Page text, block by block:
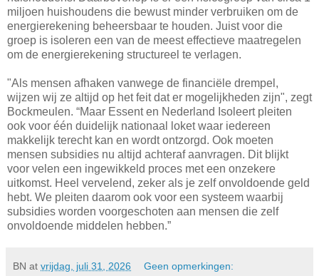
miljoen huishoudens die bewust minder verbruiken om de
energierekening beheersbaar te houden. Juist voor die
groep is isoleren een van de meest effectieve maatregelen
om de energierekening structureel te verlagen.
"Als mensen afhaken vanwege de financiële drempel,
wijzen wij ze altijd op het feit dat er mogelijkheden zijn", zegt
Bockmeulen. “Maar Essent en Nederland Isoleert pleiten
ook voor één duidelijk nationaal loket waar iedereen
makkelijk terecht kan en wordt ontzorgd. Ook moeten
mensen subsidies nu altijd achteraf aanvragen. Dit blijkt
voor velen een ingewikkeld proces met een onzekere
uitkomst. Heel vervelend, zeker als je zelf onvoldoende geld
hebt. We pleiten daarom ook voor een systeem waarbij
subsidies worden voorgeschoten aan mensen die zelf
onvoldoende middelen hebben.”
BN at vrijdag, juli 31, 2026 Geen opmerkingen: